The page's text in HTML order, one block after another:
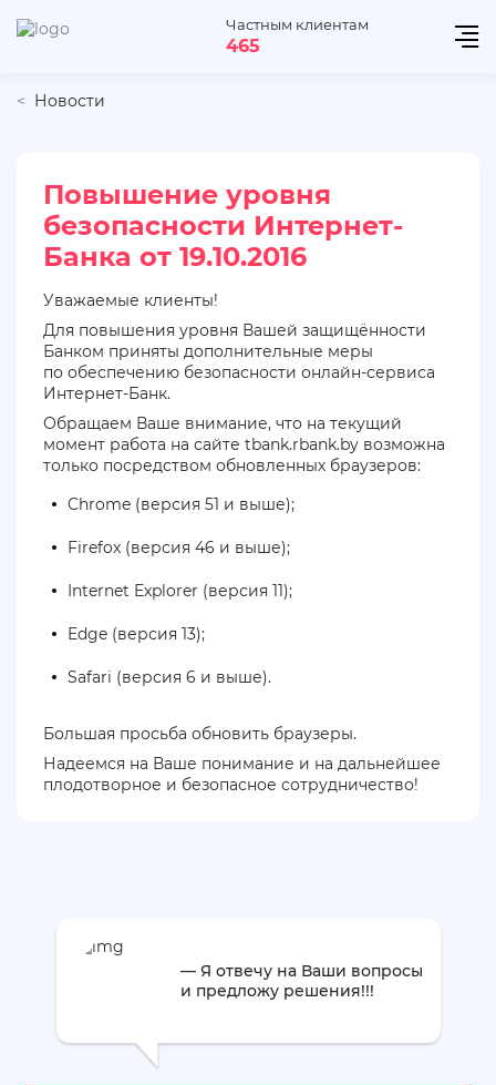
Частным клиентам
465
Новости
Повышение уровня
безопасности Интернет-
Банка от 19.10.2016
Уважаемые клиенты!
Для повышения уровня Вашей защищённости
Банком приняты дополнительные меры
по обеспечению безопасности онлайн-сервиса
Интернет-Банк.
Обращаем Ваше внимание, что на текущий
момент работа на сайте tbank.rbank.by возможна
только посредством обновленных браузеров:
Chrome (версия 51 и выше);
Firefox (версия 46 и выше);
Internet Explorer (версия 11);
Edge (версия 13);
Safari (версия 6 и выше).
Большая просьба обновить браузеры.
Надеемся на Ваше понимание и на дальнейшее
плодотворное и безопасное сотрудничество!
— Я отвечу на Ваши вопросы
и предложу решения!!!